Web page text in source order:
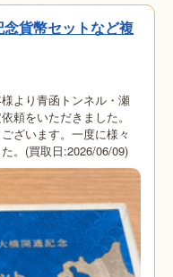
貨幣セットなど複
より青函トンネル・瀬
頼をいただきました。
ざいます。一度に様々
。(買取日:2026/06/09)